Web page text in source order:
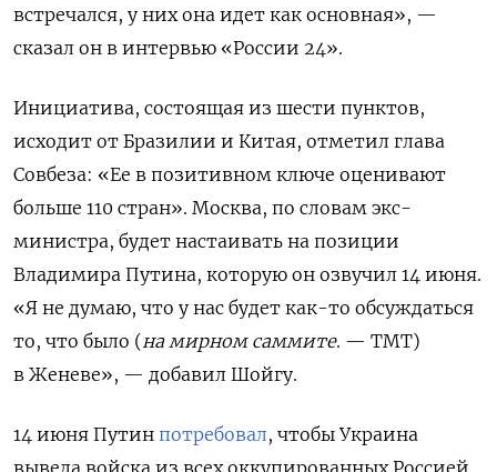
встречался, у них она идет как основная», —
сказал он в интервью «России 24».
Инициатива, состоящая из шести пунктов,
исходит от Бразилии и Китая, отметил глава
Совбеза: «Ее в позитивном ключе оценивают
больше 110 стран». Москва, по словам экс-
министра, будет настаивать на позиции
Владимира Путина, которую он озвучил 14 июня.
«Я не думаю, что у нас будет как-то обсуждаться
то, что было (на мирном саммите. — ТМТ)
в Женеве», — добавил Шойгу.
14 июня Путин потребовал, чтобы Украина